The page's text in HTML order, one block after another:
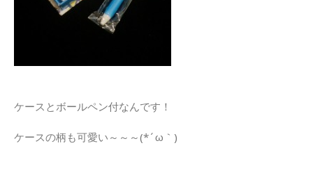
ケースとボールペン付なんです！
ケースの柄も可愛い～～～(*´ω｀)